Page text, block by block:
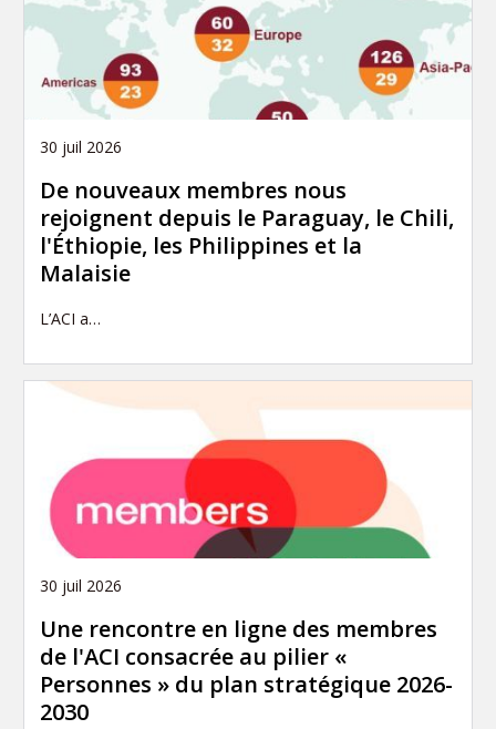
30 juil 2026
De nouveaux membres nous
rejoignent depuis le Paraguay, le Chili,
l'Éthiopie, les Philippines et la
Malaisie
L’ACI a…
30 juil 2026
Une rencontre en ligne des membres
de l'ACI consacrée au pilier «
Personnes » du plan stratégique 2026-
2030